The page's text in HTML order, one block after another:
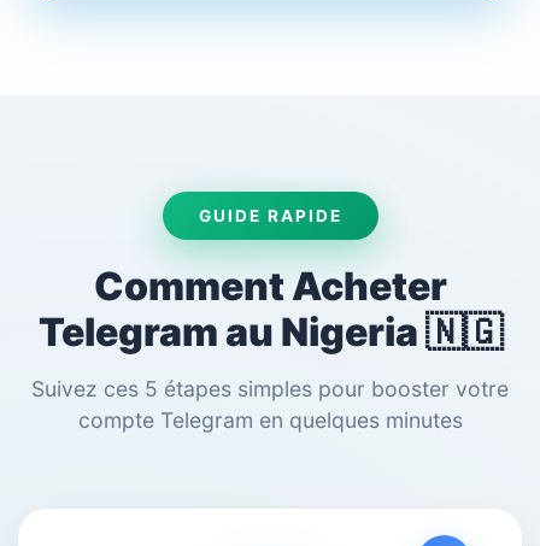
GUIDE RAPIDE
Comment Acheter
Telegram au Nigeria 🇳🇬
Suivez ces 5 étapes simples pour booster votre
compte Telegram en quelques minutes